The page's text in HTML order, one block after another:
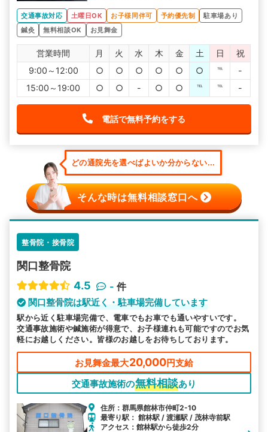
交通事故対応 土曜日OK お子様同伴可 予約優先制
駐車場あり
鍼灸
無料相談OK お見舞金
営業時間 月 火 水 木 金 土 日
祝
9:00～12:00
○ ○ ○ ○ ○ ○ ℡
-
15:00～19:00
○ ○ - ○ ○ ℡ ℡ -
電話で無料予約をする
どの通院先を選べばよいか分からない...
そんな時は無料相談窓口へ
整骨院・接骨院
関口整骨院
4.5
- 件
関口整骨院は駅近く・駐車場完備しています
駅から近く駐車場完備で、電車でもお車でも通いやすいです。
交通事故施術や鍼施術が得意で、お子様連れも可能ですのでお気
軽にお越しください。皆様のお越しをお待ちしております。
お見舞金最大20,000円支給
交通事故施術の無料相談あり
住所：群馬県館林市仲町2-10
最寄り駅： 館林駅 / 渡瀬駅 / 茂林寺前駅
アクセス：館林駅から徒歩2分